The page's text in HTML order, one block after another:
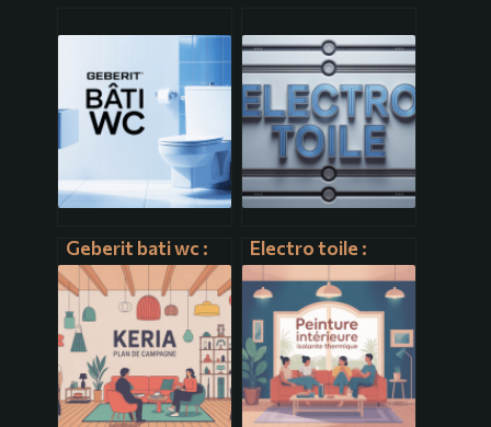
Geberit bati wc :
guide complet
pour bien choisir
et installer
Electro toile :
comprendre,
choisir et utiliser
ce revêtement
métallique
innovant